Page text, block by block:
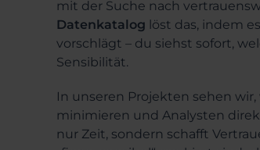
mit der Suche nach
Datenkatalog löst das, indem
vorschlägt – du siehst sofort,
Sensibilität.
In unseren Projekten sehen wir,
minimieren und Analysten
nur Zeit, sondern schafft